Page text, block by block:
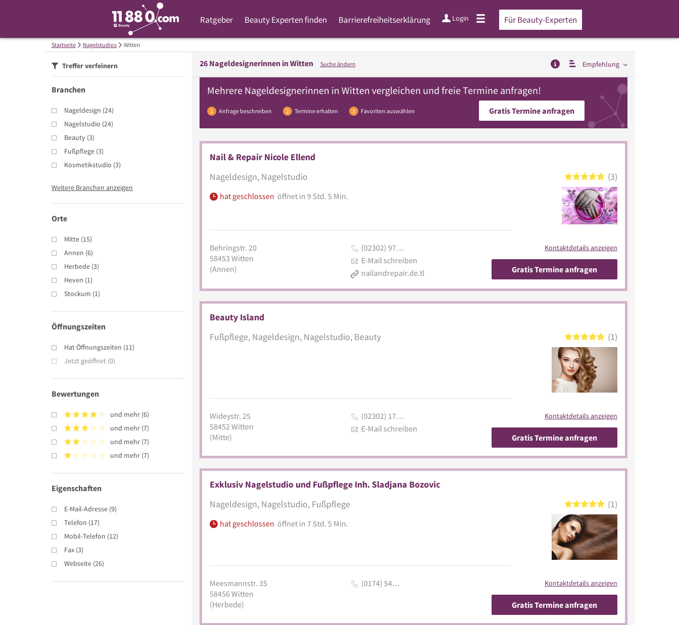
Ratgeber Beauty Experten finden Barrierefreiheitserklärung Login Für Beauty-Experten
Startseite Nagelstudios Witten
Treffer verfeinern
Branchen
Nageldesign (24)
Nagelstudio (24)
Beauty (3)
Fußpflege (3)
Kosmetikstudio (3)
Weitere Branchen anzeigen
Orte
Mitte (15)
Annen (6)
Herbede (3)
Heven (1)
Stockum (1)
Öffnungszeiten
Hat Öffnungszeiten (11)
Jetzt geöffnet (0)
Bewertungen
und mehr (6)
und mehr (7)
und mehr (7)
und mehr (7)
Eigenschaften
E-Mail-Adresse (9)
Telefon (17)
Mobil-Telefon (12)
Fax (3)
Webseite (26)
26 Nageldesignerinnen inWitten Suche ändern Empfehlung
1 Anfrage beschreiben 2 Termine erhalten 3 Favoriten auswählen
Mehrere Nageldesignerinnen in Witten vergleichen und freie Termine anfragen!
Gratis Termine anfragen
Nail & Repair Nicole Ellend
Nageldesign, Nagelstudio
hat geschlossen öffnet in 9 Std. 5 Min.
3
Behringstr. 20
58453 Witten
(Annen)
(02302) 97…
E-Mail schreiben
nailandrepair.de.tl
Kontaktdetails anzeigen
Gratis Termine anfragen
Beauty Island
Fußpflege, Nageldesign, Nagelstudio, Beauty
1
Wideystr. 25
58452Witten
(Mitte)
(02302) 17…
E-Mail schreiben
Kontaktdetails anzeigen
Gratis Termine anfragen
Exklusiv Nagelstudio und Fußpflege Inh. Sladjana Bozovic
Nageldesign, Nagelstudio, Fußpflege
hat geschlossen öffnet in 7 Std. 5 Min.
1
Meesmannstr. 35
58456Witten
(Herbede)
(0174) 54… Kontaktdetails anzeigen
Gratis Termine anfragen